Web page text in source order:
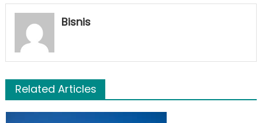
Bisnis
Related Articles